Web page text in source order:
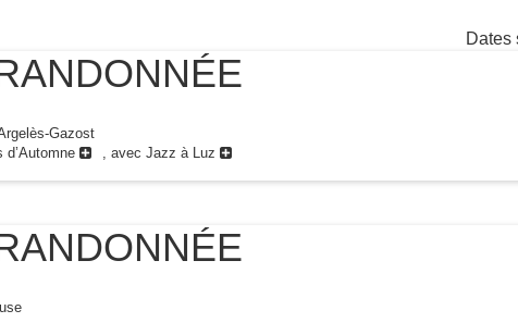
Dates
Gazost
d’Automne
, avec Jazz à Luz